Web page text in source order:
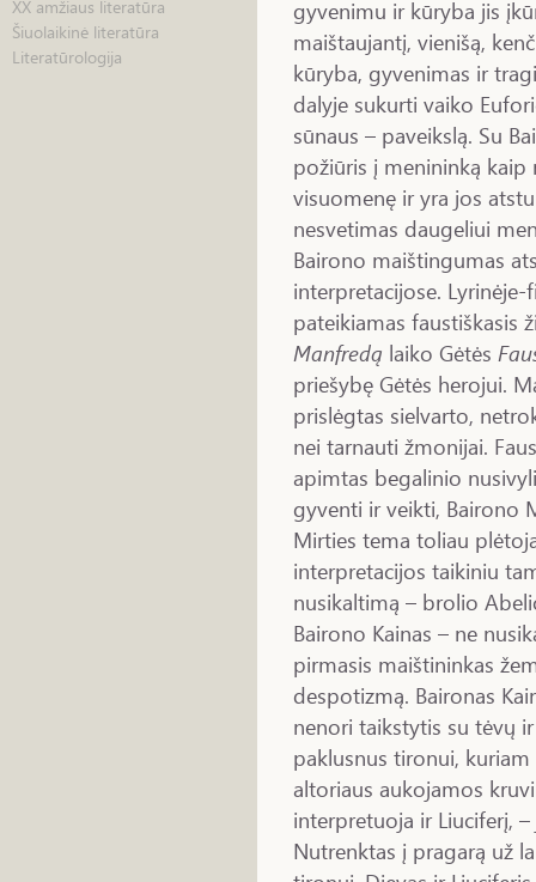
XX amžiaus literatūra
Šiuolaikinė literatūra
Literatūrologija
gyvenimu ir kūryba jis
maištaujantį, vienišą,
kūryba, gyvenimas ir
dalyje sukurti vaiko
sūnaus – paveikslą. Su
požiūris į menininką
visuomenę ir yra jos
nesvetimas daugeliui
Bairono maištingumas
interpretacijose.
pateikiamas faustiškasis
Manfredą laiko Gėtės
priešybę Gėtės herojui.
prislėgtas sielvarto,
nei tarnauti žmonijai.
apimtas begalinio
gyventi ir veikti, Bairono
Mirties tema toliau
interpretacijos taikiniu
nusikaltimą – brolio
Bairono Kainas – ne
pirmasis maištininkas
despotizmą. Baironas
nenori taikstytis su tėvų
paklusnus tironui,
altoriaus aukojamos
interpretuoja ir Liuciferį,
Nutrenktas į pragarą už